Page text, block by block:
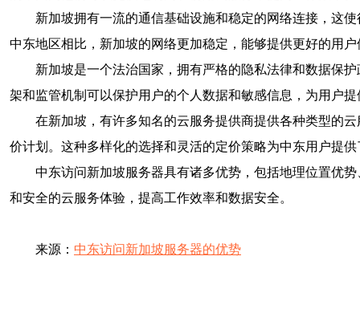
新加坡拥有一流的通信基础设施和稳定的网络连接，这
中东地区相比，新加坡的网络更加稳定，能够提供更好的用户
新加坡是一个法治国家，拥有严格的隐私法律和数据保
架和监管机制可以保护用户的个人数据和敏感信息，为用户
在新加坡，有许多知名的云服务提供商提供各种类型的
价计划。这种多样化的选择和灵活的定价策略为中东用户提
中东访问新加坡服务器具有诸多优势，包括地理位置优
和安全的云服务体验，提高工作效率和数据安全。
来源： 中东访问新加坡服务器的优势